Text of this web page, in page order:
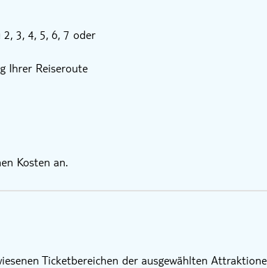
3, 4, 5, 6, 7 oder
Ihrer Reiseroute
Kosten an.
Ticketbereichen der ausgewählten